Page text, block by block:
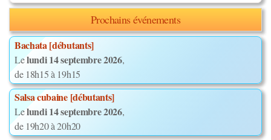
Prochains événements
Bachata [débutants]
Lelundi 14 septembre 2026,
de 18h15 à 19h15
Salsa cubaine [débutants]
Lelundi 14 septembre 2026,
de 19h20 à 20h20